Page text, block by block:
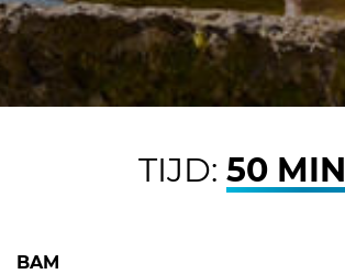
TIJD: 50 MIN
BAM